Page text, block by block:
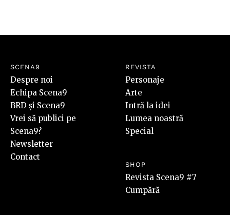
SCENA9
Despre noi
Echipa Scena9
BRD și Scena9
Vrei să publici pe
Scena9?
Newsletter
Contact
REVISTA
Personaje
Arte
Intră la idei
Lumea noastră
Special
SHOP
Revista Scena9 #7
Cumpără